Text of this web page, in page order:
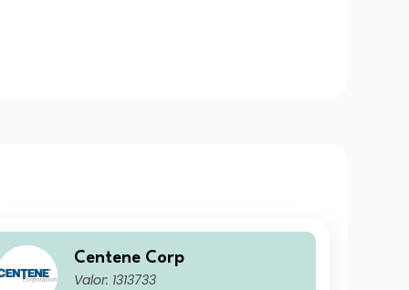
Centene Corp
Valor: 1313733